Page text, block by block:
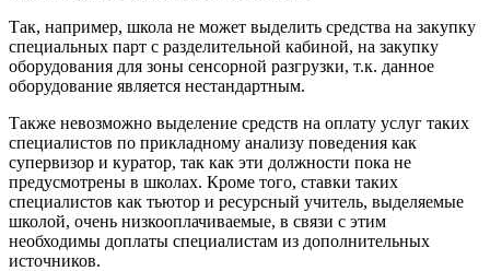
Так, например, школа не может выделить средства на закупку
специальных парт с разделительной кабиной, на закупку
оборудования для зоны сенсорной разгрузки, т.к. данное
оборудование является нестандартным.
Также невозможно выделение средств на оплату услуг таких
специалистов по прикладному анализу поведения как
супервизор и куратор, так как эти должности пока не
предусмотрены в школах. Кроме того, ставки таких
специалистов как тьютор и ресурсный учитель, выделяемые
школой, очень низкооплачиваемые, в связи с этим
необходимы доплаты специалистам из дополнительных
источников.